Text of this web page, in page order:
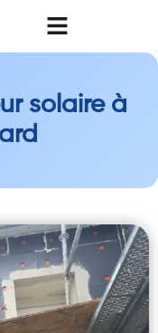
solaire à